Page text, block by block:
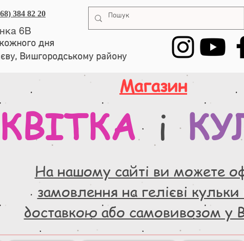
384 82 20
6В
дня
Вишгородському району
Магазин
КВІТКА і
На нашому сайті ви можете
замовлення на гелієві кульки
доставкою або самовивозом у